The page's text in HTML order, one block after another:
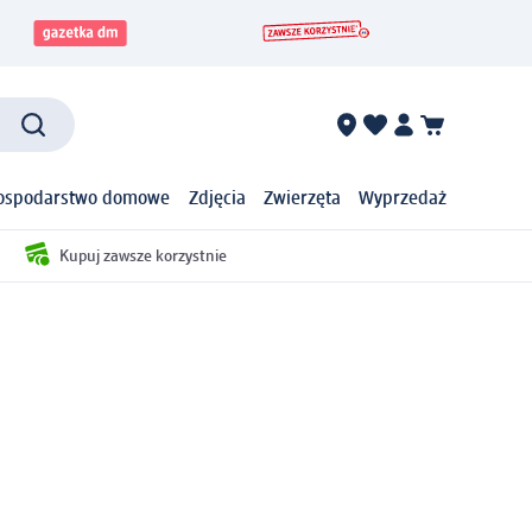
domowe Zdjęcia Zwierzęta Wyprzedaż
Kupuj zawsze korzystnie